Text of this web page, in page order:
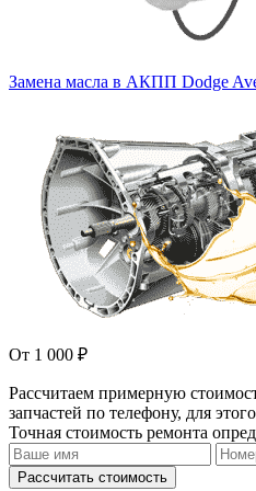
Замена масла в АКПП Dodge
От 1 000 ₽
Рассчитаем примерную
запчастей по телефону, для
Точная стоимость ремонта
Рассчитать стоимость